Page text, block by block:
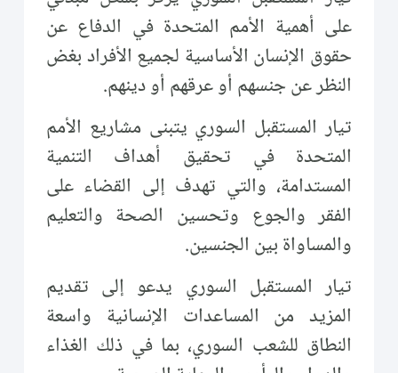
على أهمية الأمم المتحدة في الدفاع عن
حقوق الإنسان الأساسية لجميع الأفراد بغض
النظر عن جنسهم أو عرقهم أو دينهم.
تيار المستقبل السوري يتبنى مشاريع الأمم
المتحدة في تحقيق أهداف التنمية
المستدامة، والتي تهدف إلى القضاء على
الفقر والجوع وتحسين الصحة والتعليم
والمساواة بين الجنسين.
تيار المستقبل السوري يدعو إلى تقديم
المزيد من المساعدات الإنسانية واسعة
النطاق للشعب السوري، بما في ذلك الغذاء